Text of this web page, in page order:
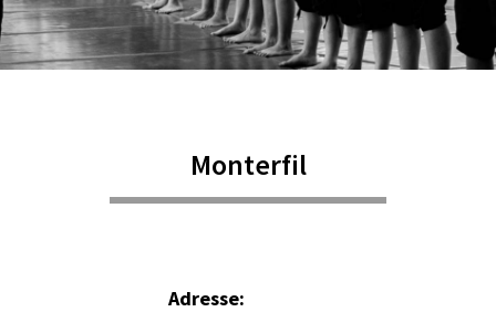
Monterfil
Adresse: